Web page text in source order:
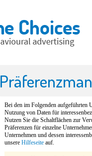
Bei den im Folgenden aufgeführten
Nutzung von Daten für
Nutzen Sie die Schaltflächen zur
Präferenzen für einzelne
Unternehmen und dessen
unsere Hilfeseite auf.